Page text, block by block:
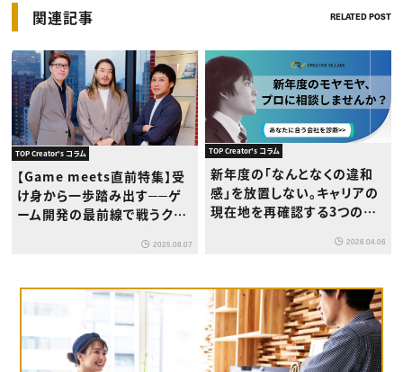
関連記事 RELATED POST
TOP Creator's コラム
【Game meets直前特集】受
け身から一歩踏み出す──ゲ
ーム開発の最前線で戦うクリ
2025.08.07
TOP Creator's コラム
新年度の「なんとなくの違和
感」を放置しない。キャリアの
現在地を再確認する3つのス
2026.04.06